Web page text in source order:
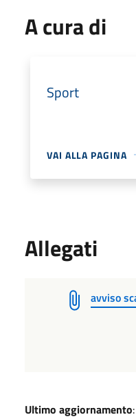
A cura di
Sport
VAI ALLA PAGINA
Allegati
avviso
Ultimo aggiornamento